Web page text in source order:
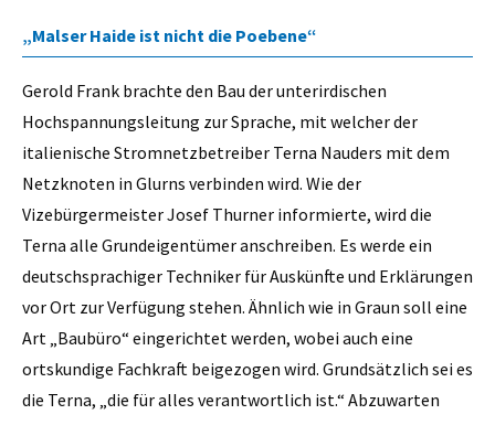
„Malser Haide ist nicht die Poebene“
Gerold Frank brachte den Bau der unterirdischen
Hochspannungsleitung zur Sprache, mit welcher der
italienische Stromnetzbetreiber Terna Nauders mit dem
Netzknoten in Glurns verbinden wird. Wie der
Vizebürgermeister Josef Thurner informierte, wird die
Terna alle Grundeigentümer anschreiben. Es werde ein
deutschsprachiger Techniker für Auskünfte und Erklärungen
vor Ort zur Verfügung stehen. Ähnlich wie in Graun soll eine
Art „Baubüro“ eingerichtet werden, wobei auch eine
ortskundige Fachkraft beigezogen wird. Grundsätzlich sei es
die Terna, „die für alles verantwortlich ist.“ Abzuwarten